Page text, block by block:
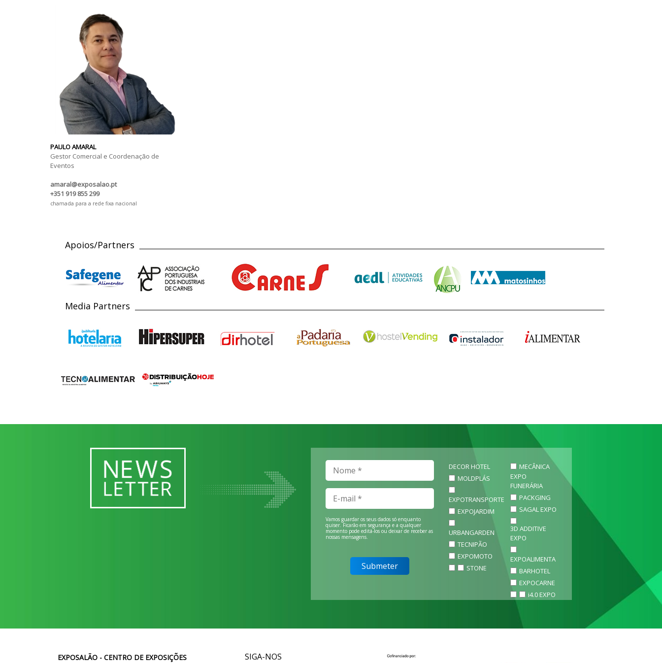
PAULO AMARAL
Gestor Comercial e Coordenação de
Eventos
amaral@exposalao.pt
+351 919 855 299
chamada para a rede fixa nacional
Apoios/Partners
Media Partners
Vamos guardar os seus dados só enquanto
quiser. Ficarão em segurança e a qualquer
momento pode editá-los ou deixar de receber as
nossas mensagens.
DECOR HOTEL
MOLDPLÁS
EXPOTRANSPORTE
EXPOJARDIM
URBANGARDEN
TECNIPÃO
EXPOMOTO
STONE
MECÂNICA
EXPO
FUNERÁRIA
PACKGING
SAGAL EXPO
3D ADDITIVE
EXPO
EXPOALIMENTA
BARHOTEL
EXPOCARNE
i4.0 EXPO
EXPOSALÃO - CENTRO DE EXPOSIÇÕES SIGA-NOS